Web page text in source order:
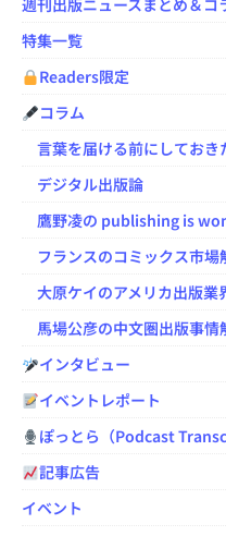
週刊出版ニュースまとめ＆コ
特集一覧
Readers限定
コラム
言葉を届ける前にしておき
デジタル出版論
鷹野凌の publishing is
フランスのコミックス市場
大原ケイのアメリカ出版業
馬場公彦の中文圏出版事情
インタビュー
イベントレポート
ぽっとら（Podcast
記事広告
イベント